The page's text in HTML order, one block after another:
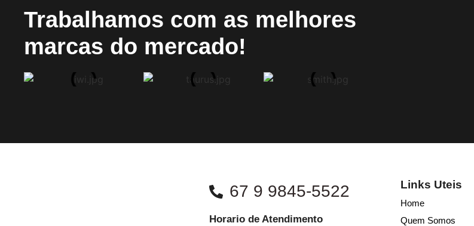
Trabalhamos com as melhores
marcas do mercado!
67 9 9845-5522
Horario de Atendimento
Links Uteis
Home
Quem Somos